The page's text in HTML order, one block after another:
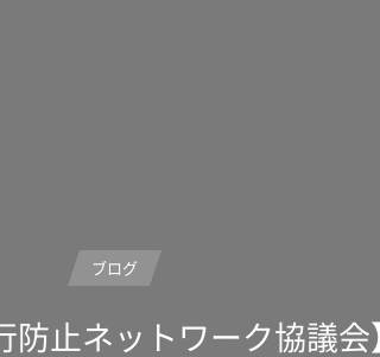
ブログ
防止ネットワーク協議